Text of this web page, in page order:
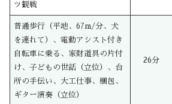
ツ観戦
普通歩行（平地、67m/分、犬
を連れて）、電動アシスト付き
自転車に乗る、家財道具の片付
け、子どもの世話（立位）、台
所の手伝い、大工仕事、梱包、
ギター演奏（立位）
26分